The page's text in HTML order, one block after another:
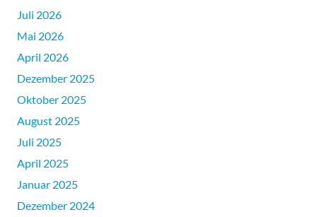
Juli 2026
Mai 2026
April 2026
Dezember 2025
Oktober 2025
August 2025
Juli 2025
April 2025
Januar 2025
Dezember 2024